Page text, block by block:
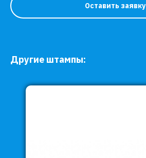
Оставить заявку
Другие штампы: